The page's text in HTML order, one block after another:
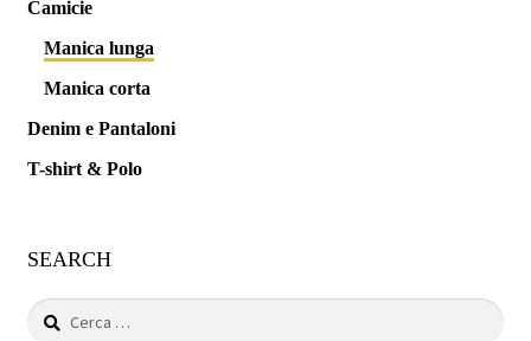
Camicie
Manica lunga
Manica corta
Denim e Pantaloni
T-shirt & Polo
SEARCH
Ricerca